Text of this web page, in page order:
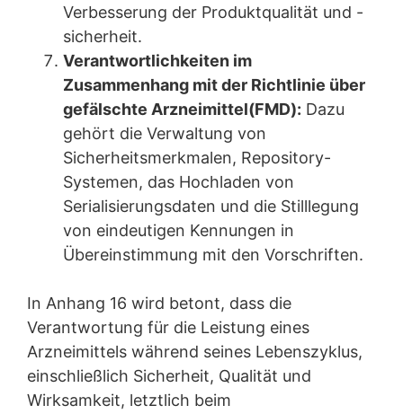
Verbesserung der Produktqualität und -
sicherheit.
Verantwortlichkeiten im
Zusammenhang mit der Richtlinie über
gefälschte Arzneimittel(FMD): Dazu
gehört die Verwaltung von
Sicherheitsmerkmalen, Repository-
Systemen, das Hochladen von
Serialisierungsdaten und die Stilllegung
von eindeutigen Kennungen in
Übereinstimmung mit den Vorschriften.
In Anhang 16 wird betont, dass die
Verantwortung für die Leistung eines
Arzneimittels während seines Lebenszyklus,
einschließlich Sicherheit, Qualität und
Wirksamkeit, letztlich beim